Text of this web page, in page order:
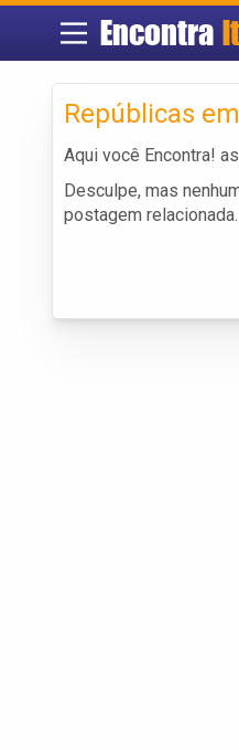
Encontra
Repúblicas
Aqui você Encontra!
Desculpe, mas
postagem relacionada.